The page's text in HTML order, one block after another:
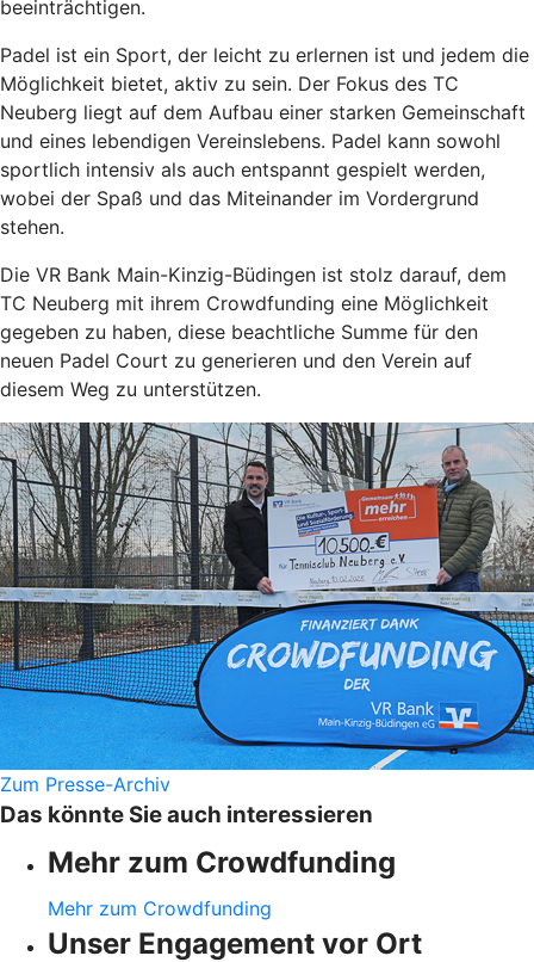
beeinträchtigen.
Padel ist ein Sport, der leicht zu erlernen ist und jedem die
Möglichkeit bietet, aktiv zu sein. Der Fokus des TC
Neuberg liegt auf dem Aufbau einer starken Gemeinschaft
und eines lebendigen Vereinslebens. Padel kann sowohl
sportlich intensiv als auch entspannt gespielt werden,
wobei der Spaß und das Miteinander im Vordergrund
stehen.
Die VR Bank Main-Kinzig-Büdingen ist stolz darauf, dem
TC Neuberg mit ihrem Crowdfunding eine Möglichkeit
gegeben zu haben, diese beachtliche Summe für den
neuen Padel Court zu generieren und den Verein auf
diesem Weg zu unterstützen.
Zum Presse-Archiv
Das könnte Sie auch interessieren
Mehr zum Crowdfunding
Mehr zum Crowdfunding
Unser Engagement vor Ort